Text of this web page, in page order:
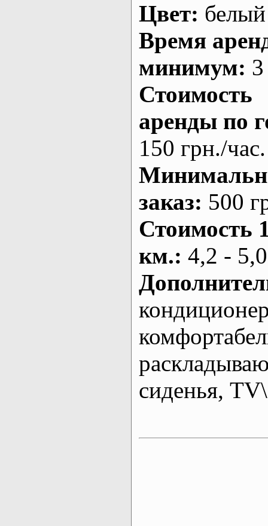
Цвет: белый
Время
минимум:
Стоимость
аренды по
150 грн./час.
заказ: 500
Стоимость
км.: 4,2 -
сиденья,